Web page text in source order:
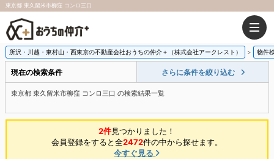
東京都 東久留米市柳窪 コンロ三口
所沢・川越・東村山・西東京の不動産会社おうちの仲介＋（株式会社アークレスト） 物件
現在の検索条件 さらに条件を絞り込む
東京都 東久留米市柳窪 コンロ三口 の検索結果一覧
2件見つかりました！
会員登録をすると全2472件の中から探せます。
今すぐ見る